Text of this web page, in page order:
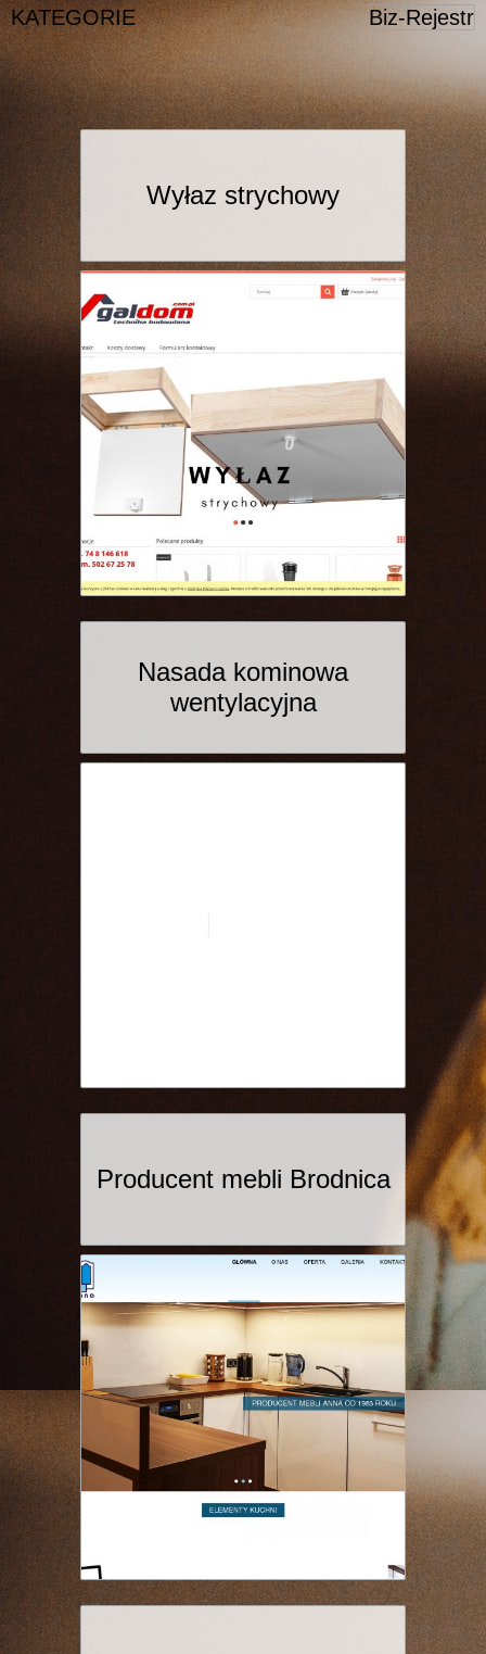
KATEGORIE Biz-Rejestr
Wyłaz strychowy
Nasada kominowa
wentylacyjna
Producent mebli Brodnica